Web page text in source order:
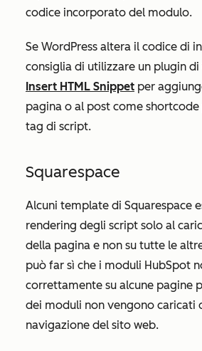
codice incorporato del modulo.
Se WordPress altera il codice di
consiglia di utilizzare un plugin
Insert HTML Snippet per
pagina o al post come
tag di script.
Squarespace
Alcuni template di Squarespace
rendering degli script solo al
della pagina e non su tutte le
può far sì che i moduli HubSpot
correttamente su alcune pagine
dei moduli non vengono caricati
navigazione del sito web.